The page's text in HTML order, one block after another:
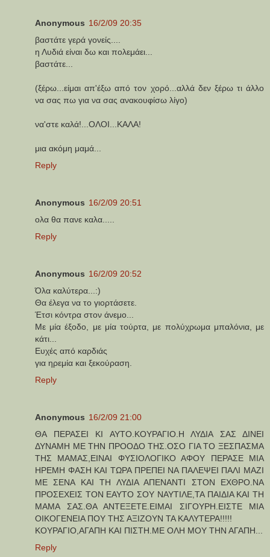
Anonymous 16/2/09 20:35
βαστάτε γερά γονείς....
η Λυδιά είναι δω και πολεμάει...
βαστάτε...
(ξέρω...είμαι απ'έξω από τον χορό...αλλά δεν ξέρω τι άλλο
να σας πω για να σας ανακουφίσω λίγο)
να'στε καλά!...ΟΛΟΙ...ΚΑΛΑ!
μια ακόμη μαμά...
Reply
Anonymous 16/2/09 20:51
ολα θα πανε καλα.....
Reply
Anonymous 16/2/09 20:52
Όλα καλύτερα...:)
Θα έλεγα να το γιορτάσετε.
Έτσι κόντρα στον άνεμο...
Με μία έξοδο, με μία τούρτα, με πολύχρωμα μπαλόνια, με
κάτι...
Ευχές από καρδιάς
για ηρεμία και ξεκούραση.
Reply
Anonymous 16/2/09 21:00
ΘΑ ΠΕΡΑΣΕΙ ΚΙ ΑΥΤΟ.ΚΟΥΡΑΓΙΟ.Η ΛΥΔΙΑ ΣΑΣ ΔΙΝΕΙ
ΔΥΝΑΜΗ ΜΕ ΤΗΝ ΠΡΟΟΔΟ ΤΗΣ.ΟΣΟ ΓΙΑ ΤΟ ΞΕΣΠΑΣΜΑ
ΤΗΣ ΜΑΜΑΣ,ΕΙΝΑΙ ΦΥΣΙΟΛΟΓΙΚΟ ΑΦΟΥ ΠΕΡΑΣΕ ΜΙΑ
ΗΡΕΜΗ ΦΑΣΗ ΚΑΙ ΤΩΡΑ ΠΡΕΠΕΙ ΝΑ ΠΑΛΕΨΕΙ ΠΑΛΙ ΜΑΖΙ
ΜΕ ΣΕΝΑ ΚΑΙ ΤΗ ΛΥΔΙΑ ΑΠΕΝΑΝΤΙ ΣΤΟΝ ΕΧΘΡΟ.ΝΑ
ΠΡΟΣΕΧΕΙΣ ΤΟΝ ΕΑΥΤΟ ΣΟΥ ΝΑΥΤΙΛΕ,ΤΑ ΠΑΙΔΙΑ ΚΑΙ ΤΗ
ΜΑΜΑ ΣΑΣ.ΘΑ ΑΝΤΕΞΕΤΕ.ΕΙΜΑΙ ΣΙΓΟΥΡΗ.ΕΙΣΤΕ ΜΙΑ
ΟΙΚΟΓΕΝΕΙΑ ΠΟΥ ΤΗΣ ΑΞΙΖΟΥΝ ΤΑ ΚΑΛΥΤΕΡΑ!!!!!
ΚΟΥΡΑΓΙΟ,ΑΓΑΠΗ ΚΑΙ ΠΙΣΤΗ.ΜΕ ΟΛΗ ΜΟΥ ΤΗΝ ΑΓΑΠΗ...
Reply